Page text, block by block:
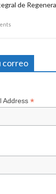
de
correo
Address *